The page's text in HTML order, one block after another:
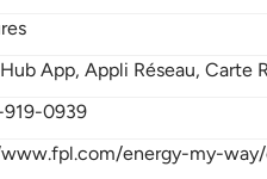
App, Appli Réseau, Carte
919-0939
energy-my-